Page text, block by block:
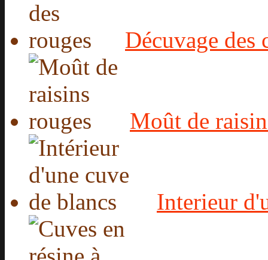
Décuvage des
Moût de
Interieur